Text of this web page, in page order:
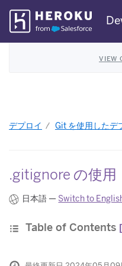
Skip
Navigation
VIEW
デプロイ Git を使用したデ
.gitignore の使用
日本語 — Switch to
Table of Contents